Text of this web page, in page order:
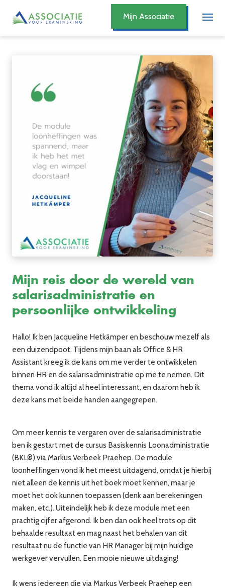
Mijn Associatie
Mijn reis door de wereld van
salarisadministratie en
persoonlijke ontwikkeling
Hallo! Ik ben Jacqueline Hetkämper en beschouw mezelf als
een duizendpoot. Tijdens mijn baan als Office & HR
Assistant kreeg ik de kans om me verder te ontwikkelen
binnen HR en de salarisadministratie op me te nemen. Dit
thema vond ik altijd al heel interessant, en daarom heb ik
deze kans met beide handen aangegrepen.
Om meer kennis te vergaren over de salarisadministratie
ben ik gestart met de cursus Basiskennis Loonadministratie
(BKL®) via Markus Verbeek Praehep. De module
loonheffingen vond ik het meest uitdagend, omdat je hierbij
niet alleen de kennis uit het boek moet kennen, maar je
moet het ook kunnen toepassen (denk aan berekeningen
maken, etc.). Uiteindelijk heb ik deze module met een
prachtig cijfer afgerond. Ik ben dan ook heel trots op dit
behaalde resultaat en mag naast het behalen van dit
resultaat nu de functie van HR Manager bij mijn huidige
werkgever vervullen. Een mooie nieuwe uitdaging!
Ik wens iedereen die via Markus Verbeek Praehep een